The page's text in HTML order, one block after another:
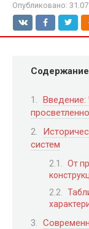
Опубликовано:
Содержание
Введение:
систем
От